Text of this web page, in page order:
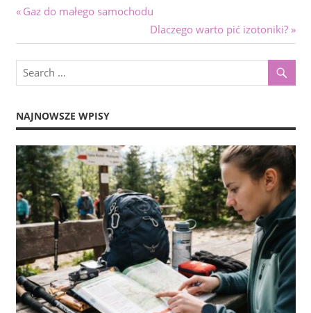
Nawigacja
wpisu
Previous
Gaz do małego samochodu
Next
Post:
Dlaczego warto pić izotoniki?
NAJNOWSZE WPISY